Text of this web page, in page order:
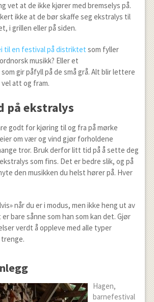
vet at de ikke kjører med bremselys på.
ikke at de bør skaffe seg ekstralys til
i grillen eller på siden.
til en festival på distriktet som fyller
musikk? Eller et
gir påfyll på de små grå. Alt blir lettere
att og fram.
på ekstralys
godt for kjøring til og fra på mørke
om vær og vind gjør forholdene
tror. Bruk derfor litt tid på å sette deg
som fins. Det er bedre slik, og på
den musikken du helst hører på. Hver
når du er i modus, men ikke heng ut av
bare sånne som han som kan det. Gjør
verdt å oppleve med alle typer
Hagen,
barnefestival